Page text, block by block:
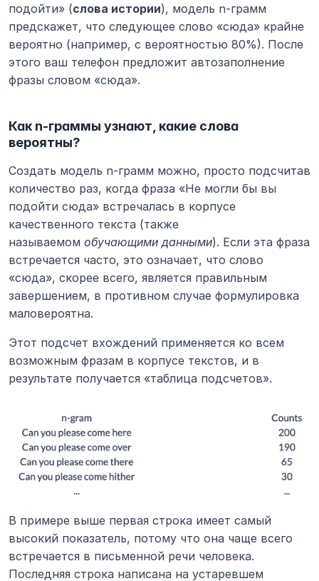
подойти» (слова истории), модель n-грамм
предскажет, что следующее слово «сюда» крайне
вероятно (например, с вероятностью 80%). После
этого ваш телефон предложит автозаполнение
фразы словом «сюда».
Как n-граммы узнают, какие слова
вероятны?
Создать модель n-грамм можно, просто подсчитав
количество раз, когда фраза «Не могли бы вы
подойти сюда» встречалась в корпусе
качественного текста (также
называемом обучающими данными). Если эта фраза
встречается часто, это означает, что слово
«сюда», скорее всего, является правильным
завершением, в противном случае формулировка
маловероятна.
Этот подсчет вхождений применяется ко всем
возможным фразам в корпусе текстов, и в
результате получается «таблица подсчетов».
В примере выше первая строка имеет самый
высокий показатель, потому что она чаще всего
встречается в письменной речи человека.
Последняя строка написана на устаревшем